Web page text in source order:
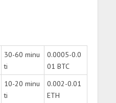
30-60 minu
ti
0.0005-0.0
01 BTC
10-20 minu
ti
0.002-0.01
ETH